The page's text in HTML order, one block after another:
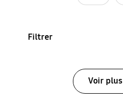
Filtrer
Voir plus